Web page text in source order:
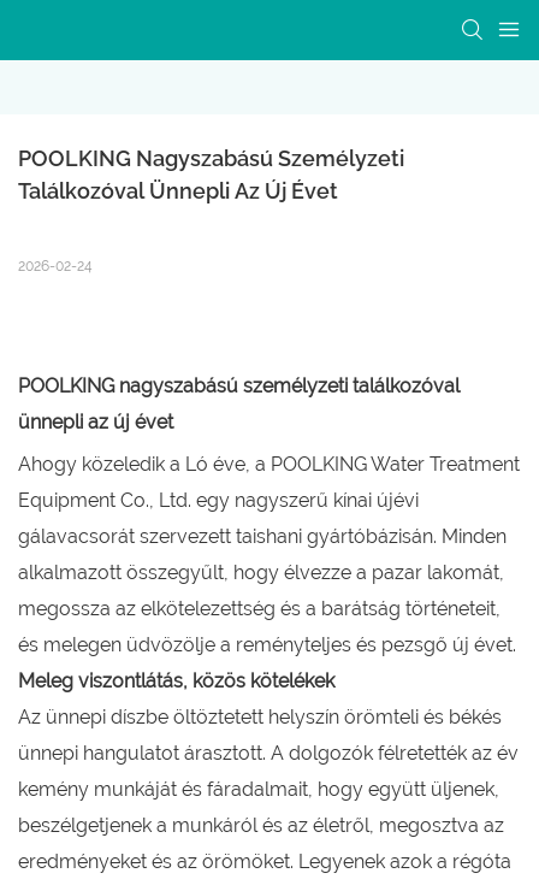
POOLKING Nagyszabású Személyzeti
Találkozóval Ünnepli Az Új Évet
2026-02-24
POOLKING nagyszabású személyzeti találkozóval
ünnepli az új évet
Ahogy közeledik a Ló éve, a POOLKING Water Treatment
Equipment Co., Ltd. egy nagyszerű kínai újévi
gálavacsorát szervezett taishani gyártóbázisán. Minden
alkalmazott összegyűlt, hogy élvezze a pazar lakomát,
megossza az elkötelezettség és a barátság történeteit,
és melegen üdvözölje a reményteljes és pezsgő új évet.
Meleg viszontlátás, közös kötelékek
Az ünnepi díszbe öltöztetett helyszín örömteli és békés
ünnepi hangulatot árasztott. A dolgozók félretették az év
kemény munkáját és fáradalmait, hogy együtt üljenek,
beszélgetjenek a munkáról és az életről, megosztva az
eredményeket és az örömöket. Legyenek azok a régóta